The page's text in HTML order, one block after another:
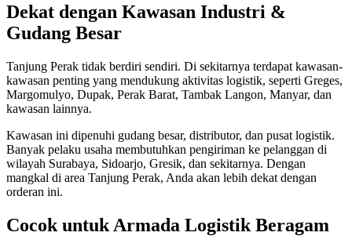
Dekat dengan Kawasan Industri &
Gudang Besar
Tanjung Perak tidak berdiri sendiri. Di sekitarnya terdapat kawasan-
kawasan penting yang mendukung aktivitas logistik, seperti Greges,
Margomulyo, Dupak, Perak Barat, Tambak Langon, Manyar, dan
kawasan lainnya.
Kawasan ini dipenuhi gudang besar, distributor, dan pusat logistik.
Banyak pelaku usaha membutuhkan pengiriman ke pelanggan di
wilayah Surabaya, Sidoarjo, Gresik, dan sekitarnya. Dengan
mangkal di area Tanjung Perak, Anda akan lebih dekat dengan
orderan ini.
Cocok untuk Armada Logistik Beragam